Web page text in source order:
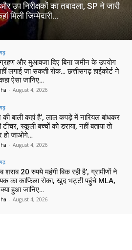
उप निरीक्षकों का तबादला, SP ने जारी
मिली जिम्मेदारी…
और मुआवजा दिए बिना जमीन के उपयोग
लगाई जा सकती रोक… छत्तीसगढ़ हाईकोर्ट ने
ऐसा जानिए…
- August 4, 2026
की बाली कहां है’, लाल कपड़े में नारियल बांधकर
टीचर, स्कूली बच्चों को डराया, नहीं बताया तो
हो जाओगे…
- August 4, 2026
शराब 20 रुपये महंगी बिक रही है’, ग्रामीणों ने
का काफिला रोका, खुद भट्टी पहुंचे MLA,
हुआ जानिए…
- August 4, 2026